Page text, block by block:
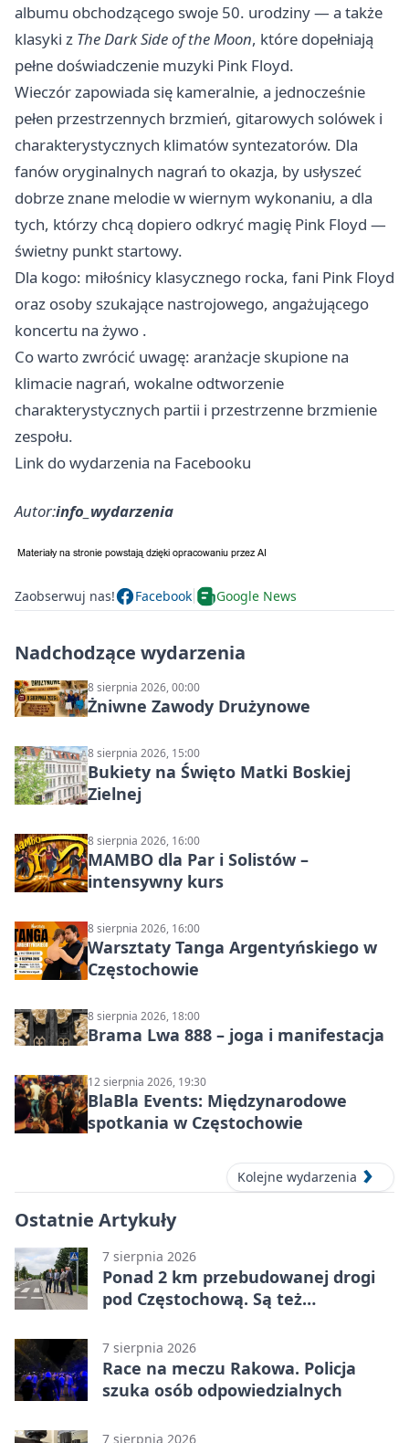
albumu obchodzącego swoje 50. urodziny — a także
klasyki z The Dark Side of the Moon, które dopełniają
pełne doświadczenie muzyki Pink Floyd.
Wieczór zapowiada się kameralnie, a jednocześnie
pełen przestrzennych brzmień, gitarowych solówek i
charakterystycznych klimatów syntezatorów. Dla
fanów oryginalnych nagrań to okazja, by usłyszeć
dobrze znane melodie w wiernym wykonaniu, a dla
tych, którzy chcą dopiero odkryć magię Pink Floyd —
świetny punkt startowy.
Dla kogo: miłośnicy klasycznego rocka, fani Pink Floyd
oraz osoby szukające nastrojowego, angażującego
koncertu na żywo .
Co warto zwrócić uwagę: aranżacje skupione na
klimacie nagrań, wokalne odtworzenie
charakterystycznych partii i przestrzenne brzmienie
zespołu.
Link do wydarzenia na Facebooku
Autor:info_wydarzenia
Zaobserwuj nas! Facebook Google News
Nadchodzące wydarzenia
8 sierpnia 2026, 00:00
Żniwne Zawody Drużynowe
8 sierpnia 2026, 15:00
Bukiety na Święto Matki Boskiej
Zielnej
8 sierpnia 2026, 16:00
MAMBO dla Par i Solistów –
intensywny kurs
8 sierpnia 2026, 16:00
Warsztaty Tanga Argentyńskiego w
Częstochowie
8 sierpnia 2026, 18:00
Brama Lwa 888 – joga i manifestacja
12 sierpnia 2026, 19:30
BlaBla Events: Międzynarodowe
spotkania w Częstochowie
Kolejne wydarzenia
Ostatnie Artykuły
7 sierpnia 2026
Ponad 2 km przebudowanej drogi
pod Częstochową. Są też
7 sierpnia 2026
Race na meczu Rakowa. Policja
szuka osób odpowiedzialnych
7 sierpnia 2026